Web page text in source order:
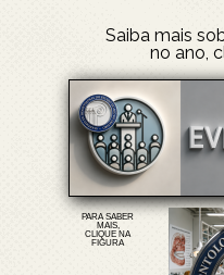
Saiba mais
no ano,
PARA SABER
MAIS,
CLIQUE NA
FIGURA